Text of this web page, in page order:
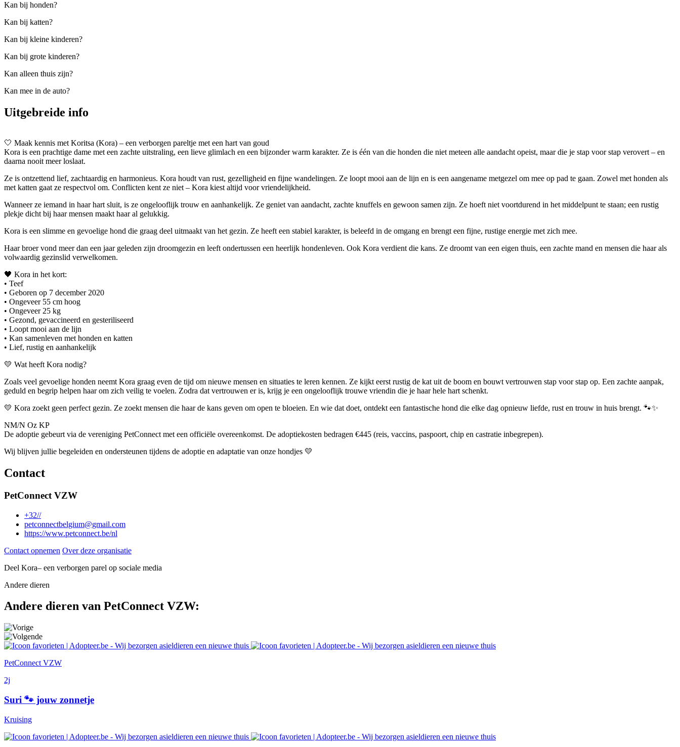
Kan bij honden?
Kan bij katten?
Kan bij kleine kinderen?
Kan bij grote kinderen?
Kan alleen thuis zijn?
Kan mee in de auto?
Uitgebreide info
🤍 Maak kennis met Koritsa (Kora) – een verborgen pareltje met een hart van goud
Kora is een prachtige dame met een zachte uitstraling, een lieve glimlach en een bijzonder warm karakter. Ze is één van die honden die niet meteen alle aandacht opeist, maar die je stap voor stap verovert – en
daarna nooit meer loslaat.
Ze is ontzettend lief, zachtaardig en harmonieus. Kora houdt van rust, gezelligheid en fijne wandelingen. Ze loopt mooi aan de lijn en is een aangename metgezel om mee op pad te gaan. Zowel met honden als
met katten gaat ze respectvol om. Conflicten kent ze niet – Kora kiest altijd voor vriendelijkheid.
Wanneer ze iemand in haar hart sluit, is ze ongelooflijk trouw en aanhankelijk. Ze geniet van aandacht, zachte knuffels en gewoon samen zijn. Ze hoeft niet voortdurend in het middelpunt te staan; een rustig
plekje dicht bij haar mensen maakt haar al gelukkig.
Kora is een slimme en gevoelige hond die graag deel uitmaakt van het gezin. Ze heeft een stabiel karakter, is beleefd in de omgang en brengt een fijne, rustige energie met zich mee.
Haar broer vond meer dan een jaar geleden zijn droomgezin en leeft ondertussen een heerlijk hondenleven. Ook Kora verdient die kans. Ze droomt van een eigen thuis, een zachte mand en mensen die haar als
volwaardig gezinslid verwelkomen.
🖤 Kora in het kort:
• Teef
• Geboren op 7 december 2020
• Ongeveer 55 cm hoog
• Ongeveer 25 kg
• Gezond, gevaccineerd en gesteriliseerd
• Loopt mooi aan de lijn
• Kan samenleven met honden en katten
• Lief, rustig en aanhankelijk
💛 Wat heeft Kora nodig?
Zoals veel gevoelige honden neemt Kora graag even de tijd om nieuwe mensen en situaties te leren kennen. Ze kijkt eerst rustig de kat uit de boom en bouwt vertrouwen stap voor stap op. Een zachte aanpak,
geduld en begrip helpen haar om zich veilig te voelen. Zodra dat vertrouwen er is, krijg je een ongelooflijk trouwe vriendin die je haar hele hart schenkt.
💛 Kora zoekt geen perfect gezin. Ze zoekt mensen die haar de kans geven om open te bloeien. En wie dat doet, ontdekt een fantastische hond die elke dag opnieuw liefde, rust en trouw in huis brengt. 🐾✨
NM/N Oz KP
De adoptie gebeurt via de vereniging PetConnect met een officiële overeenkomst. De adoptiekosten bedragen €445 (reis, vaccins, paspoort, chip en castratie inbegrepen).
Wij blijven jullie begeleiden en ondersteunen tijdens de adoptie en adaptatie van onze hondjes 💛
Contact
PetConnect VZW
+32//
petconnectbelgium@gmail.com
https://www.petconnect.be/nl
Contact opnemen Over deze organisatie
Deel Kora– een verborgen parel op sociale media
Andere dieren
Andere dieren van PetConnect VZW:
PetConnect VZW
2j
Suri 🐾 jouw zonnetje
Kruising